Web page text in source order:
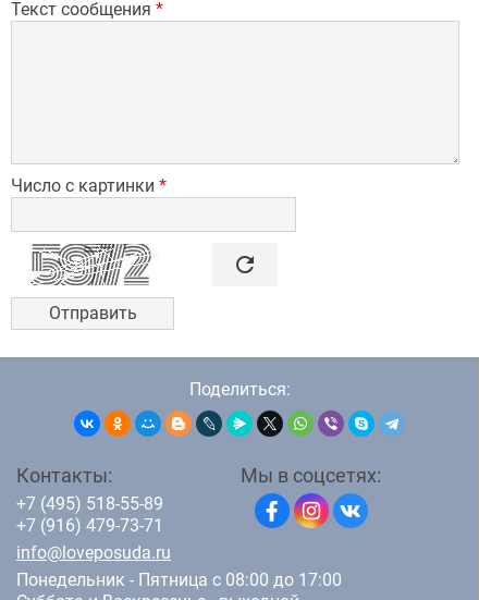
Текст сообщения *
Число с картинки *
 refresh
Поделиться:
Контакты:
+7 (495) 518-55-89
+7 (916) 479-73-71
info@loveposuda.ru
Понедельник - Пятница с 08:00 до 17:00
Мы в соцсетях: